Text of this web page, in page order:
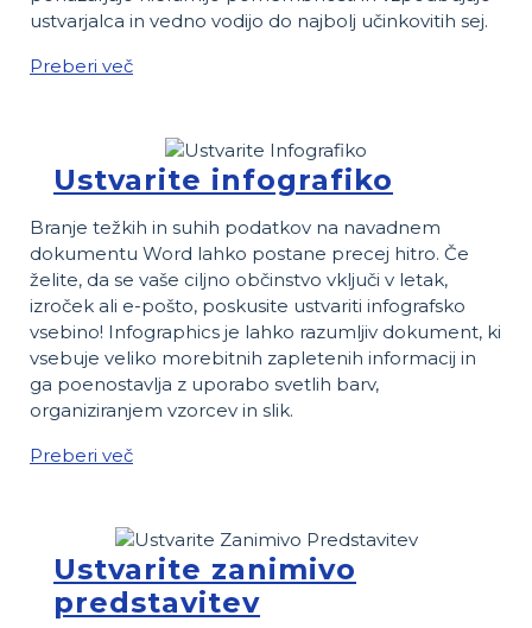
ustvarjalca in vedno vodijo do najbolj učinkovitih sej.
Preberi več
Ustvarite infografiko
Branje težkih in suhih podatkov na navadnem
dokumentu Word lahko postane precej hitro. Če
želite, da se vaše ciljno občinstvo vključi v letak,
izroček ali e-pošto, poskusite ustvariti infografsko
vsebino! Infographics je lahko razumljiv dokument, ki
vsebuje veliko morebitnih zapletenih informacij in
ga poenostavlja z uporabo svetlih barv,
organiziranjem vzorcev in slik.
Preberi več
Ustvarite zanimivo
predstavitev